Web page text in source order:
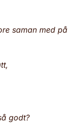
saman med på
godt?